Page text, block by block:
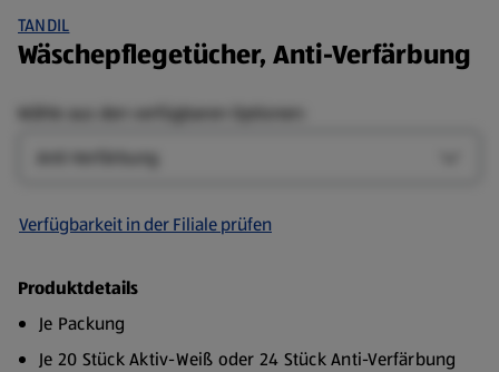
TANDIL
Wäschepflegetücher, Anti-Verfärbung
Wähle aus den verfügbaren Optionen:
Verfügbarkeit in der Filiale prüfen
Produktdetails
Je Packung
Je 20 Stück Aktiv-Weiß oder 24 Stück Anti-Verfärbung